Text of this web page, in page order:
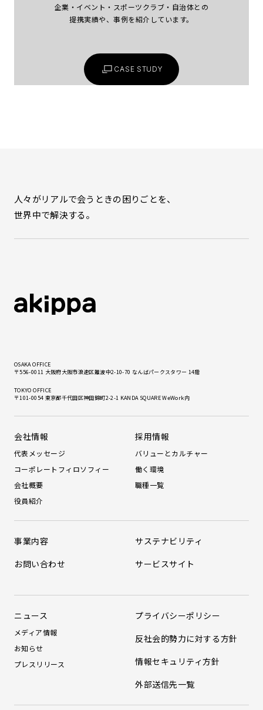
企業・イベント・スポーツクラブ・自治体との
提携実績や、事例を紹介しています。
CASE STUDY
人々がリアルで会うときの困りごとを、
世界中で解決する。
OSAKA OFFICE
〒556-0011 大阪府大阪市浪速区難波中2-10-70 なんばパークスタワー 14階
TOKYO OFFICE
〒101-0054 東京都千代田区神田錦町2-2-1 KANDA SQUARE WeWork内
会社情報
代表メッセージ
コーポレートフィロソフィー
会社概要
役員紹介
採用情報
バリューとカルチャー
働く環境
職種一覧
事業内容
サステナビリティ
お問い合わせ
サービスサイト
ニュース
メディア情報
お知らせ
プレスリリース
プライバシーポリシー
反社会的勢力に対する方針
情報セキュリティ方針
外部送信先一覧